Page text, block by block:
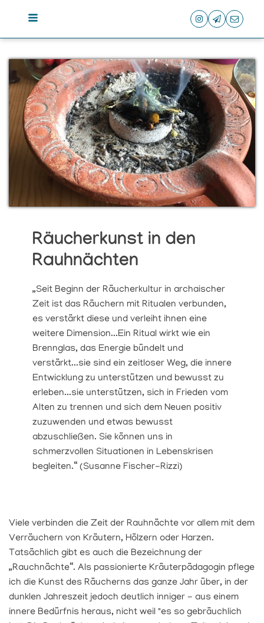
Räucherkunst in den
Rauhnächten
„Seit Beginn der Räucherkultur in archaischer
Zeit ist das Räuchern mit Ritualen verbunden,
es verstärkt diese und verleiht ihnen eine
weitere Dimension...Ein Ritual wirkt wie ein
Brennglas, das Energie bündelt und
verstärkt...sie sind ein zeitloser Weg, die innere
Entwicklung zu unterstützen und bewusst zu
erleben...sie unterstützen, sich in Frieden vom
Alten zu trennen und sich dem Neuen positiv
zuzuwenden und etwas bewusst
abzuschließen. Sie können uns in
schmerzvollen Situationen in Lebenskrisen
begleiten.“ (Susanne Fischer-Rizzi)
Viele verbinden die Zeit der Rauhnächte vor allem mit dem
Verräuchern von Kräutern, Hölzern oder Harzen.
Tatsächlich gibt es auch die Bezeichnung der
„Rauchnächte“. Als passionierte Kräuterpädagogin pflege
ich die Kunst des Räucherns das ganze Jahr über, in der
dunklen Jahreszeit jedoch deutlich inniger - aus einem
innere Bedürfnis heraus, nicht weil "es so gebräuchlich